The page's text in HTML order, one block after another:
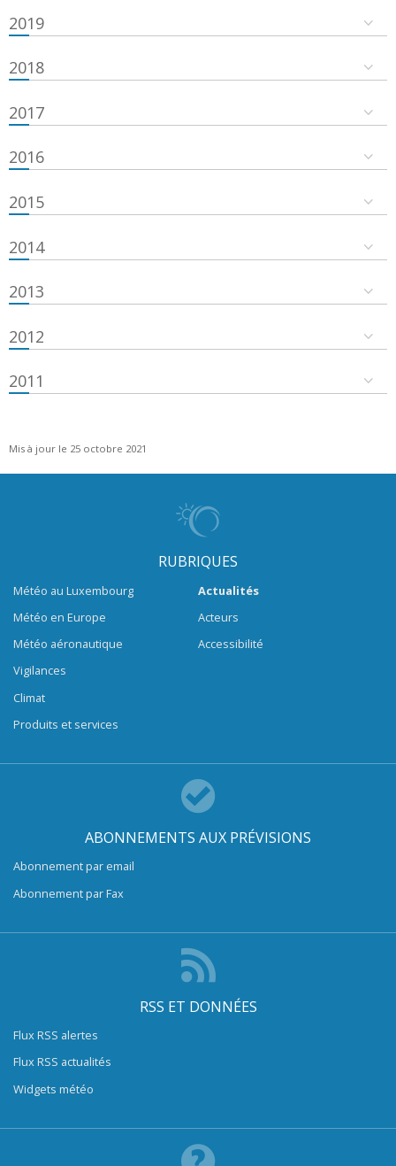
2019
2018
2017
2016
2015
2014
2013
2012
2011
Mis à jour le 25 octobre 2021
RUBRIQUES
Météo au Luxembourg
Météo en Europe
Météo aéronautique
Vigilances
Climat
Produits et services
Actualités
Acteurs
Accessibilité
ABONNEMENTS AUX PRÉVISIONS
Abonnement par email
Abonnement par Fax
RSS ET DONNÉES
Flux RSS alertes
Flux RSS actualités
Widgets météo